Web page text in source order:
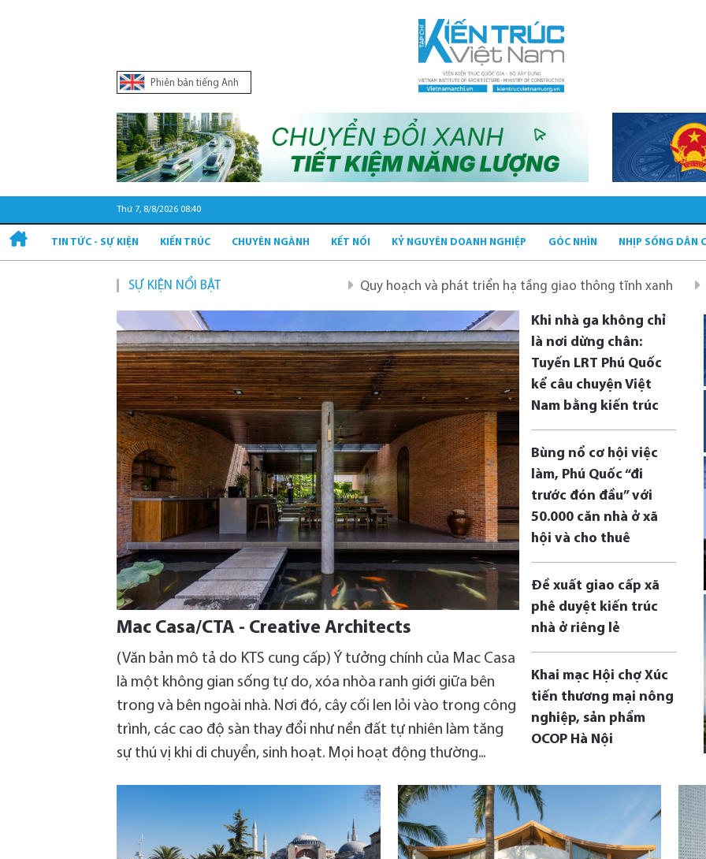
Phiên bản tiếng Anh
Thứ 7, 8/8/2026 08:40
TIN TỨC - SỰ KIỆN KIẾN TRÚC CHUYÊN NGÀNH KẾT NỐI KỶ NGUYÊN DOANH NGHIỆP GÓC NHÌN NHỊP SỐNG DÂN
SỰ KIỆN NỔI BẬT Quy hoạch và phát triển hạ tầng giao thông tĩnh xanh Quy hoạch Hà
Mac Casa/CTA - Creative Architects
(Văn bản mô tả do KTS cung cấp) Ý tưởng chính của Mac Casa
là một không gian sống tự do, xóa nhòa ranh giới giữa bên
trong và bên ngoài nhà. Nơi đó, cây cối len lỏi vào trong công
trình, các cao độ sàn thay đổi như nền đất tự nhiên làm tăng
sự thú vị khi di chuyển, sinh hoạt. Mọi hoạt động thường...
Khi nhà ga không chỉ
là nơi dừng chân:
Tuyến LRT Phú Quốc
kể câu chuyện Việt
Nam bằng kiến trúc
Bùng nổ cơ hội việc
làm, Phú Quốc “đi
trước đón đầu” với
50.000 căn nhà ở xã
hội và cho thuê
Đề xuất giao cấp xã
phê duyệt kiến trúc
nhà ở riêng lẻ
Khai mạc Hội chợ Xúc
tiến thương mại nông
nghiệp, sản phẩm
OCOP Hà Nội
Sự kiện AI-Ready
Workforce 2026: Đưa
AI vào vận hành
doanh nghiệp